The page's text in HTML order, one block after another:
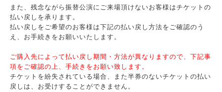
また、残念ながら振替公演にご来場頂けないお客様はチケットの
払い戻しを承ります。
払い戻しをご希望のお客様は下記の払い戻し方法をご確認のう
え、お手続きをお願いいたします。
ご購入先によって払い戻し期間・方法が異なりますので、下記事
項をご確認の上、手続きをお願い致します。
チケットを紛失されている場合、また半券のないチケットの払い
戻しは、お受けすることができません。